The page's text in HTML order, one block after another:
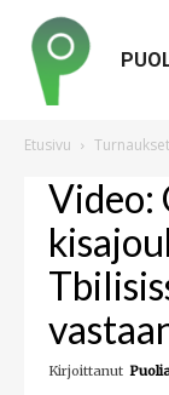
Etusivu Turnaukset
Video:
Kirjoittanut